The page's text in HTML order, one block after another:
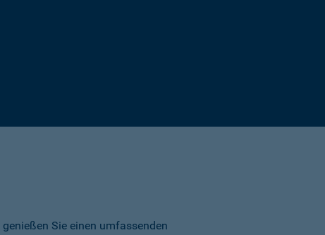
genießen Sie einen umfassenden